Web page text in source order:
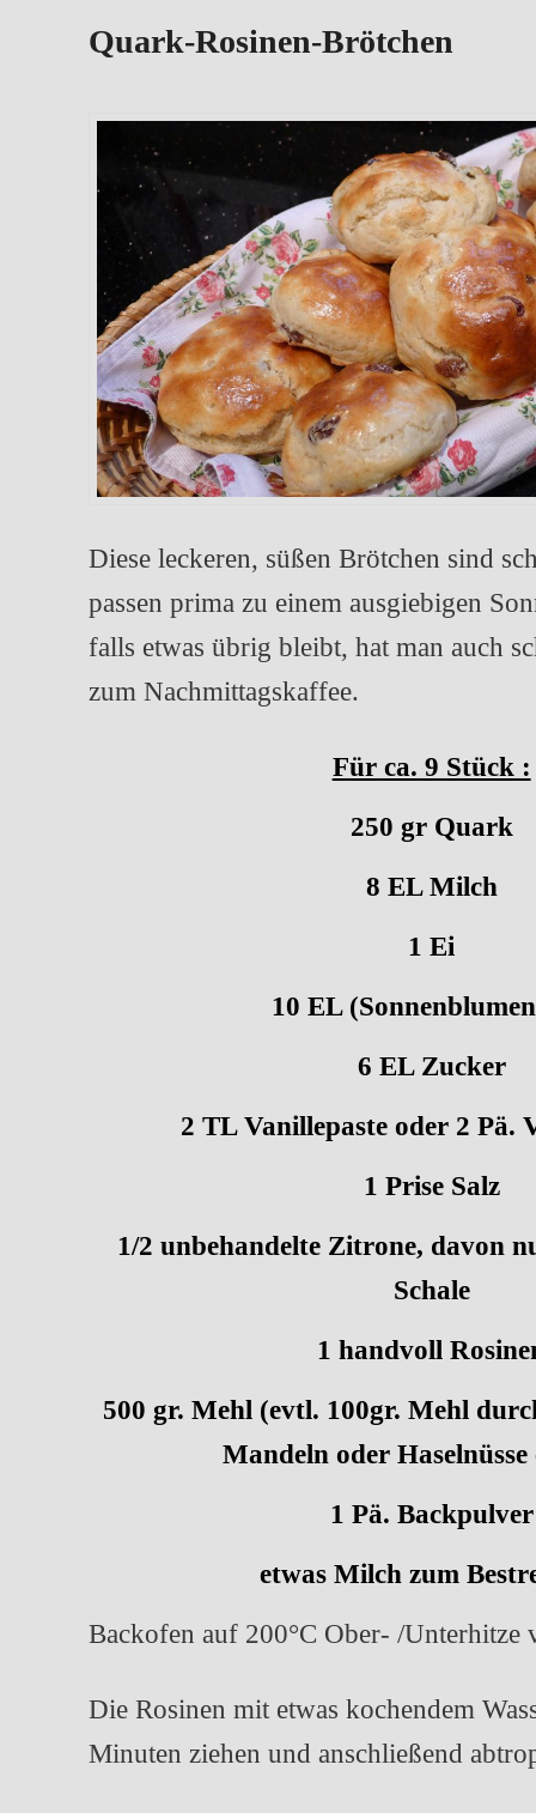
Quark-Rosinen-Brötchen
Diese leckeren, süßen Brötchen sind
passen prima zu einem ausgiebigen
falls etwas übrig bleibt, hat man auch
zum Nachmittagskaffee.
Für ca. 9 Stück :
250 gr Quark
8 EL Milch
1 Ei
10 EL
6 EL Zucker
2 TL Vanillepaste oder 2 Pä.
1 Prise Salz
1/2 unbehandelte Zitrone, davon
Schale
1 handvoll
500 gr. Mehl (evtl. 100gr. Mehl
Mandeln oder Haselnüsse
1 Pä. Backpulver
etwas Milch zum
Backofen auf 200°C Ober- /Unterhitze
Die Rosinen mit etwas kochendem
Minuten ziehen und anschließend